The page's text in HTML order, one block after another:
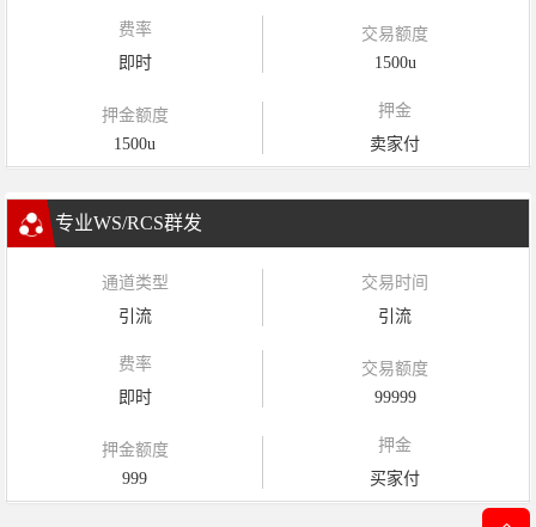
费率
即时
交易额度
1500u
押金额度
1500u
押金
卖家付
专业WS/RCS群发
通道类型
引流
交易时间
引流
费率
即时
交易额度
99999
押金额度
999
押金
买家付